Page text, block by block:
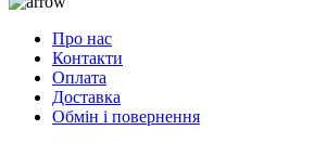
Про нас
Контакти
Оплата
Доставка
Обмін і повернення